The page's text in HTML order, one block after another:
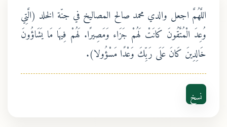
اللَّهُمَّ اجعل والدي محمد صالح المصاليخ في جنّة الخلد (الَّتِي
وُعِدَ الْمُتَّقُونَ كَانَتْ لَهُمْ جَزَاء وَمَصِيرًا. لَهُمْ فِيهَا مَا يَشَاؤُونَ
خَالِدِينَ كَانَ عَلَى رَبِّكَ وَعْدًا مَسْؤُولا).
نسخ